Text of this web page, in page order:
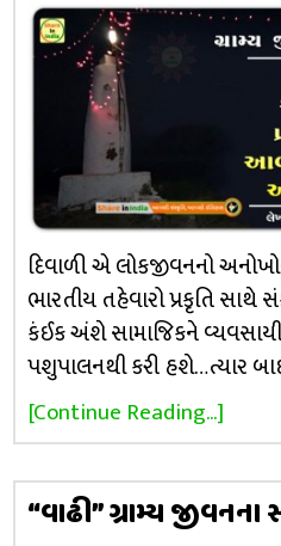
દિવાળી એ લોકજીવનનો
ભારતીય તહેવારો પ્રકૃતિ
કંઈક અંશે સામાજિકને
પશુપાલનથી કરી હશે…ત્યાર
[Continue Reading...]
“વાઢી” ગ્રામ્ય